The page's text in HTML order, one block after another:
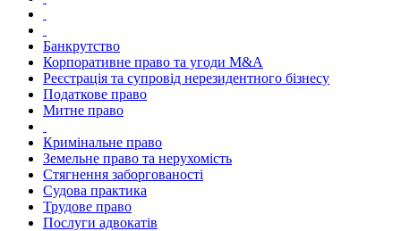
Банкрутство
Корпоративне право та угоди M&A
Реєстрація та супровід нерезидентного бізнесу
Податкове право
Митне право
Кримінальне право
Земельне право та нерухомість
Стягнення заборгованості
Судова практика
Трудове право
Послуги адвокатів